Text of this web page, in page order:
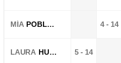
MÍA POBLETE 4 - 14
LAURA HUMERES 5 - 14